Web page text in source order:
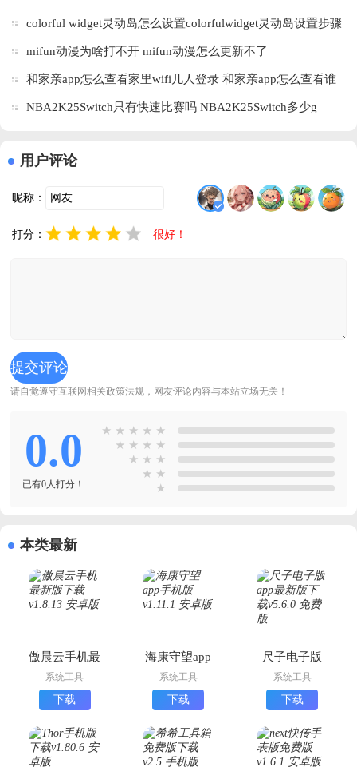
colorful widget灵动岛怎么设置colorfulwidget灵动岛设置步骤
mifun动漫为啥打不开 mifun动漫怎么更新不了
和家亲app怎么查看家里wifi几人登录 和家亲app怎么查看谁
连了wifi
NBA2K25Switch只有快速比赛吗 NBA2K25Switch多少g
用户评论
昵称：
打分： 很好！
请自觉遵守互联网相关政策法规，网友评论内容与本站立场无关！
0.0
已有0人打分！
★ ★ ★ ★ ★
★ ★ ★ ★
★ ★ ★
★ ★
★
本类最新
傲晨云手机最
新版下载
系统工具
下载
海康守望app
手机版
系统工具
下载
尺子电子版
app最新版下
载
系统工具
下载